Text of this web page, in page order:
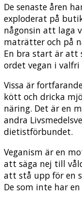
De senaste åren
exploderat på
någonsin att laga
maträtter och på
En bra start är att
ordet vegan i
Vissa är
kött och dricka
näring. Det är en
andra
dietistförbundet.
Veganism är en
att säga nej till
att stå upp för en
De som inte har